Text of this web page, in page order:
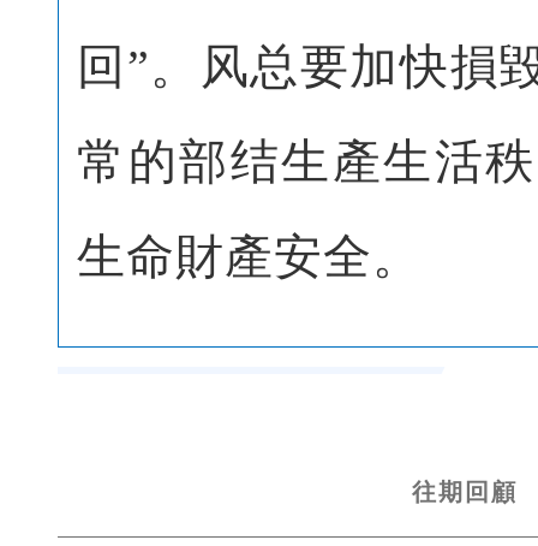
回”。风总要加快損
常的部结生產生活
生命財產安全。
往期回顧